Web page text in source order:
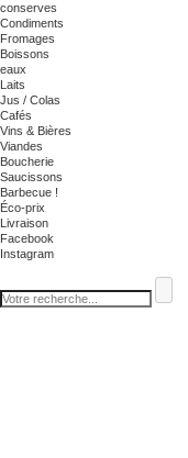
conserves
Condiments
Fromages
Boissons
eaux
Laits
Jus / Colas
Cafés
Vins & Bières
Viandes
Boucherie
Saucissons
Barbecue !
Éco-prix
Livraison
Facebook
Instagram